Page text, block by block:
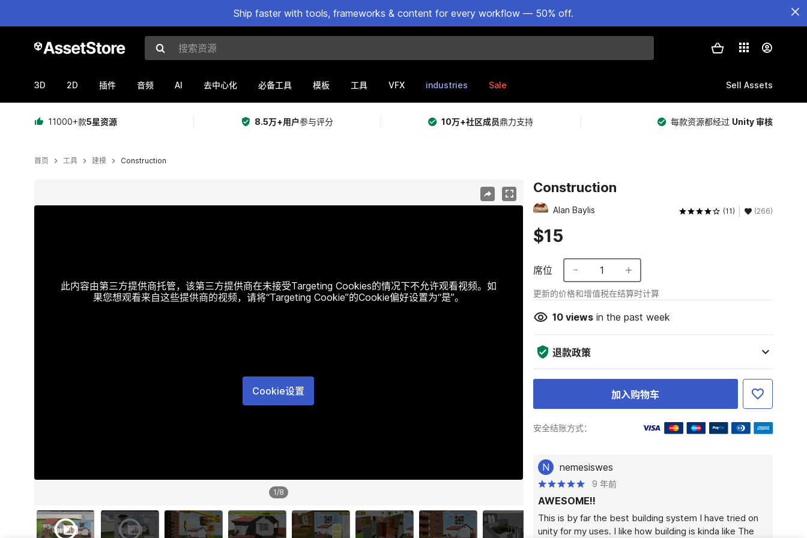
Ship faster with tools, frameworks & content for every workflow — 50% off.
搜索资源
3D 2D 插件 音频 AI 去中心化 必备工具 模板 工具 VFX industries Sale Sell Assets
11000+款5星资源 8.5万+用户参与评分 10万+社区成员鼎力支持 每款资源都经过 Unity 审核
首页 工具 建模 Construction
此内容由第三方提供商托管，该第三方提供商在未接受Targeting Cookies的情况下不允许观看视频。如
果您想观看来自这些提供商的视频，请将“Targeting Cookie”的Cookie偏好设置为“是”。
Cookie设置
1/8
Construction
Alan Baylis (11) (266)
$15
席位 1
更新的价格和增值税在结算时计算
10viewsin the past week
退款政策
加入购物车
安全结账方式：
N nemesiswes
9 年前
AWESOME!!
This is by far the best building system I have tried on
unity for my uses. I like how building is kinda like The